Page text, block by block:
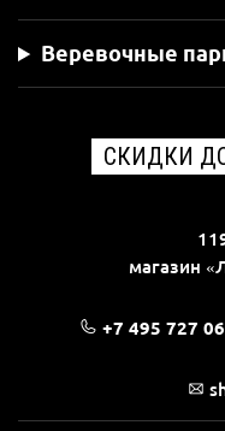
Веревочные
СКИДКИ
магазин
+7 495 727